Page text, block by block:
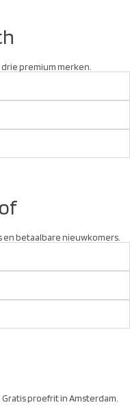
premium merken.
en betaalbare nieuwkomers.
proefrit in Amsterdam.